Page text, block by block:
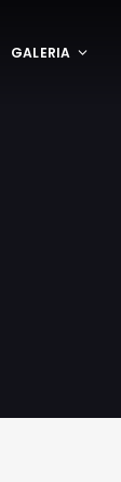
GALERIA